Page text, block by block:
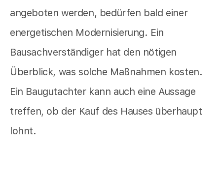
angeboten werden, bedürfen bald einer
energetischen Modernisierung. Ein
Bausachverständiger hat den nötigen
Überblick, was solche Maßnahmen kosten.
Ein Baugutachter kann auch eine Aussage
treffen, ob der Kauf des Hauses überhaupt
lohnt.